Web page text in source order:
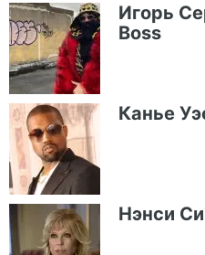
Игорь
Boss
Канье
Нэнси